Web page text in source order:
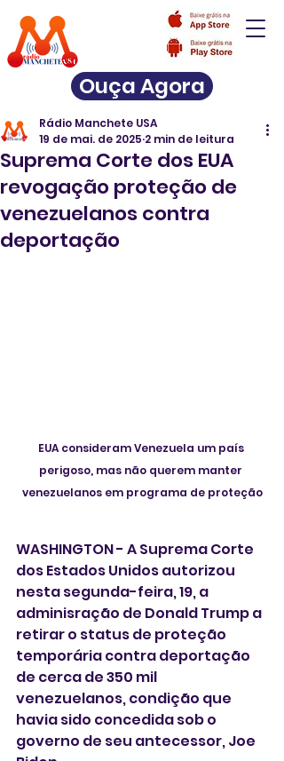
Ouça Agora
Suprema Corte dos EUA
revogação proteção de
venezuelanos contra
deportação
Rádio Manchete USA
19 de mai. de 2025 2 min de leitura
EUA consideram Venezuela um país
perigoso, mas não querem manter
venezuelanos em programa de proteção
WASHINGTON - A Suprema Corte
dos Estados Unidos autorizou
nesta segunda-feira, 19, a
adminisração de Donald Trump a
retirar o status de proteção
temporária contra deportação
de cerca de 350 mil
venezuelanos, condição que
havia sido concedida sob o
governo de seu antecessor, Joe